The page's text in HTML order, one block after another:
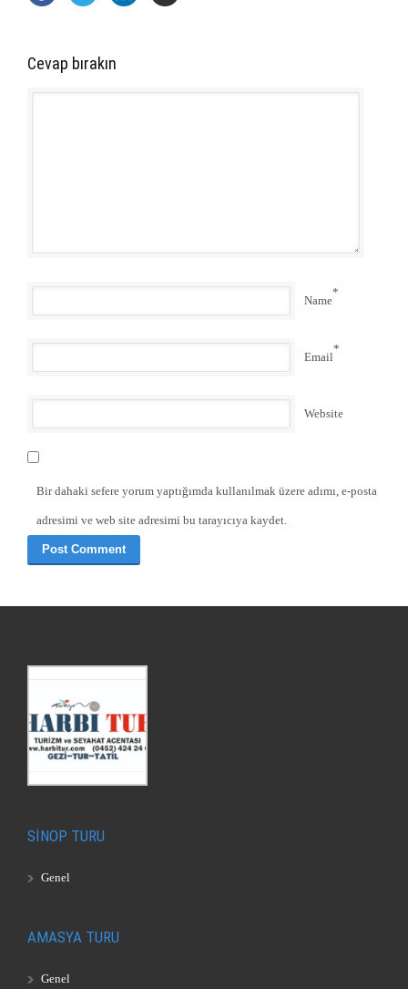
Cevap bırakın
Name
*
Email
*
Website
Bir dahaki sefere yorum yaptığımda kullanılmak üzere adımı, e-posta
adresimi ve web site adresimi bu tarayıcıya kaydet.
SİNOP TURU
Genel
AMASYA TURU
Genel